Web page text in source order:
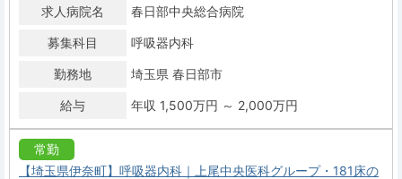
求人病院名
春日部中央総合病院
募集科目 呼吸器内科
勤務地 埼玉県 春日部市
給与 年収 1,500万円 ～ 2,000万円
常勤
【埼玉県伊奈町】呼吸器内科｜上尾中央医科グループ・181床の